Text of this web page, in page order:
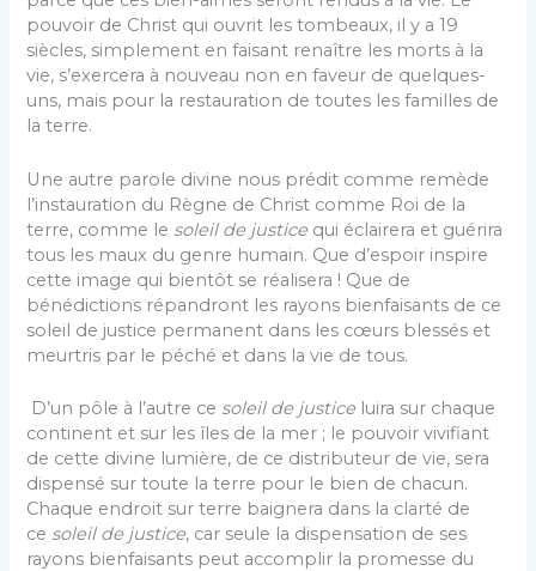
pouvoir de Christ qui ouvrit les tombeaux, il y a 19
siècles, simplement en faisant renaître les morts à la
vie, s’exercera à nouveau non en faveur de quelques-
uns, mais pour la restauration de toutes les familles de
la terre.
Une autre parole divine nous prédit comme remède
l’instauration du Règne de Christ comme Roi de la
terre, comme le soleil de justicequi éclairera et guérira
tous les maux du genre humain. Que d’espoir inspire
cette image qui bientôt se réalisera ! Que de
bénédictions répandront les rayons bienfaisants de ce
soleil de justice permanent dans les cœurs blessés et
meurtris par le péché et dans la vie de tous.
D’un pôle à l’autre ce soleil de justiceluira sur chaque
continent et sur les îles de la mer ; le pouvoir vivifiant
de cette divine lumière, de ce distributeur de vie, sera
dispensé sur toute la terre pour le bien de chacun.
Chaque endroit sur terre baignera dans la clarté de
ce soleil de justice, car seule la dispensation de ses
rayons bienfaisants peut accomplir la promesse du